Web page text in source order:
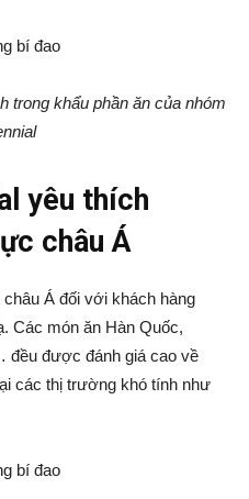
trong khẩu phần ăn của nhóm
yêu thích
châu Á
Á đối với khách hàng
Các món ăn Hàn Quốc,
đều được đánh giá cao về
các thị trường khó tính như